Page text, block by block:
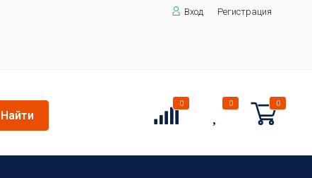
Вход Регистрация
Найти
0 0 0